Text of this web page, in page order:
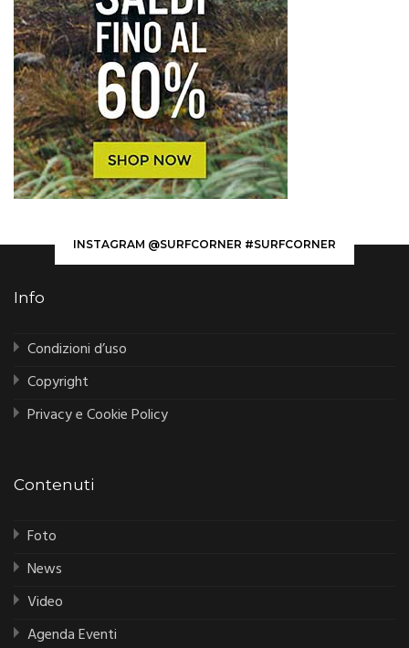
INSTAGRAM @SURFCORNER #SURFCORNER
Info
Condizioni d’uso
Copyright
Privacy e Cookie Policy
Contenuti
Foto
News
Video
Agenda Eventi